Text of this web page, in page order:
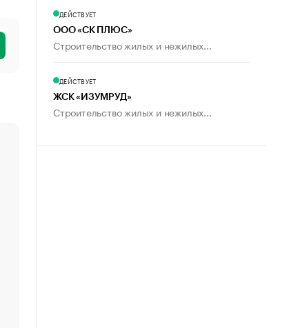
ДЕЙСТВУЕТ
ООО «СК ПЛЮС»
Строительство жилых и нежилых...
ДЕЙСТВУЕТ
ЖСК «ИЗУМРУД»
Строительство жилых и нежилых...